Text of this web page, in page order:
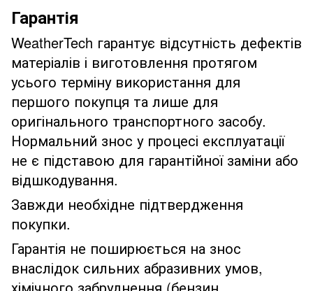
Гарантія
WeatherTech гарантує відсутність дефектів
матеріалів і виготовлення протягом
усього терміну використання для
першого покупця та лише для
оригінального транспортного засобу.
Нормальний знос у процесі експлуатації
не є підставою для гарантійної заміни або
відшкодування.
Завжди необхідне підтвердження
покупки.
Гарантія не поширюється на знос
внаслідок сильних абразивних умов,